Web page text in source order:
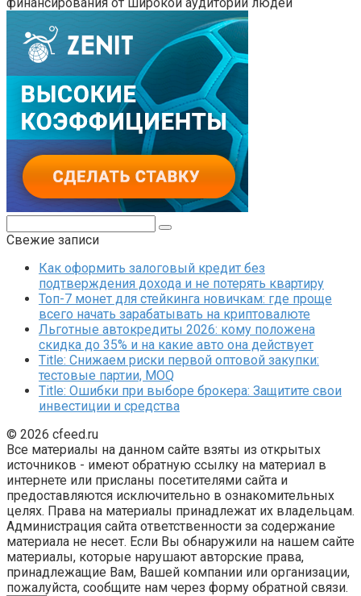
Свежие записи
Как оформить залоговый кредит без
подтверждения дохода и не потерять квартиру
Топ-7 монет для стейкинга новичкам: где проще
всего начать зарабатывать на криптовалюте
Льготные автокредиты 2026: кому положена
скидка до 35% и на какие авто она действует
Title: Снижаем риски первой оптовой закупки:
тестовые партии, MOQ
Title: Ошибки при выборе брокера: Защитите свои
инвестиции и средства
© 2026 cfeed.ru
Все материалы на данном сайте взяты из открытых
источников - имеют обратную ссылку на материал в
интернете или присланы посетителями сайта и
предоставляются исключительно в ознакомительных
целях. Права на материалы принадлежат их владельцам.
Администрация сайта ответственности за содержание
материала не несет. Если Вы обнаружили на нашем сайте
материалы, которые нарушают авторские права,
принадлежащие Вам, Вашей компании или организации,
пожалуйста, сообщите нам через форму обратной связи.